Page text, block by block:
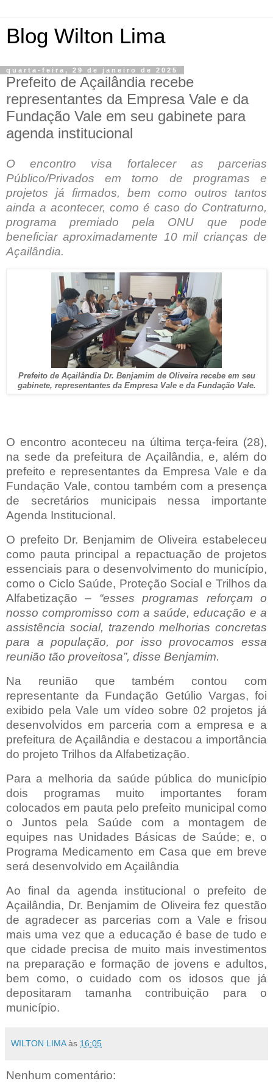
Blog Wilton Lima
quarta-feira, 29 de janeiro de 2025
Prefeito de Açailândia recebe
representantes da Empresa Vale e da
Fundação Vale em seu gabinete para
agenda institucional
O encontro visa fortalecer as parcerias
Público/Privados em torno de programas e
projetos já firmados, bem como outros tantos
ainda a acontecer, como é caso do Contraturno,
programa premiado pela ONU que pode
beneficiar aproximadamente 10 mil crianças de
Açailândia.
Prefeito de Açailândia Dr. Benjamim de Oliveira recebe em seu
gabinete, representantes da Empresa Vale e da Fundação Vale.
O encontro aconteceu na última terça-feira (28),
na sede da prefeitura de Açailândia, e, além do
prefeito e representantes da Empresa Vale e da
Fundação Vale, contou também com a presença
de secretários municipais nessa importante
Agenda Institucional.
O prefeito Dr. Benjamim de Oliveira estabeleceu
como pauta principal a repactuação de projetos
essenciais para o desenvolvimento do município,
como o Ciclo Saúde, Proteção Social e Trilhos da
Alfabetização – “esses programas reforçam o
nosso compromisso com a saúde, educação e a
assistência social, trazendo melhorias concretas
para a população, por isso provocamos essa
reunião tão proveitosa”, disse Benjamim.
Na reunião que também contou com
representante da Fundação Getúlio Vargas, foi
exibido pela Vale um vídeo sobre 02 projetos já
desenvolvidos em parceria com a empresa e a
prefeitura de Açailândia e destacou a importância
do projeto Trilhos da Alfabetização.
Para a melhoria da saúde pública do município
dois programas muito importantes foram
colocados em pauta pelo prefeito municipal como
o Juntos pela Saúde com a montagem de
equipes nas Unidades Básicas de Saúde; e, o
Programa Medicamento em Casa que em breve
será desenvolvido em Açailândia
Ao final da agenda institucional o prefeito de
Açailândia, Dr. Benjamim de Oliveira fez questão
de agradecer as parcerias com a Vale e frisou
mais uma vez que a educação é base de tudo e
que cidade precisa de muito mais investimentos
na preparação e formação de jovens e adultos,
bem como, o cuidado com os idosos que já
depositaram tamanha contribuição para o
município.
WILTON LIMA às 16:05
Nenhum comentário: